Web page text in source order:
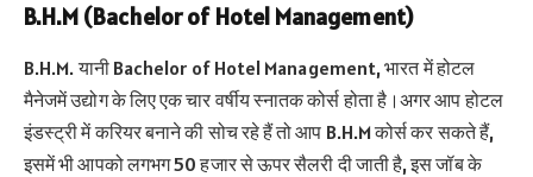
B.H.M (Bachelor of Hotel Management)
B.H.M. यानी Bachelor of Hotel Management, भारत में होटल
मैनेजमें उद्योग के लिए एक चार वर्षीय स्नातक कोर्स होता है।अगर आप होटल
इंडस्ट्री में करियर बनाने की सोच रहे हैं तो आप B.H.M कोर्स कर सकते हैं,
इसमें भी आपको लगभग 50 हजार से ऊपर सैलरी दी जाती है, इस जॉब के